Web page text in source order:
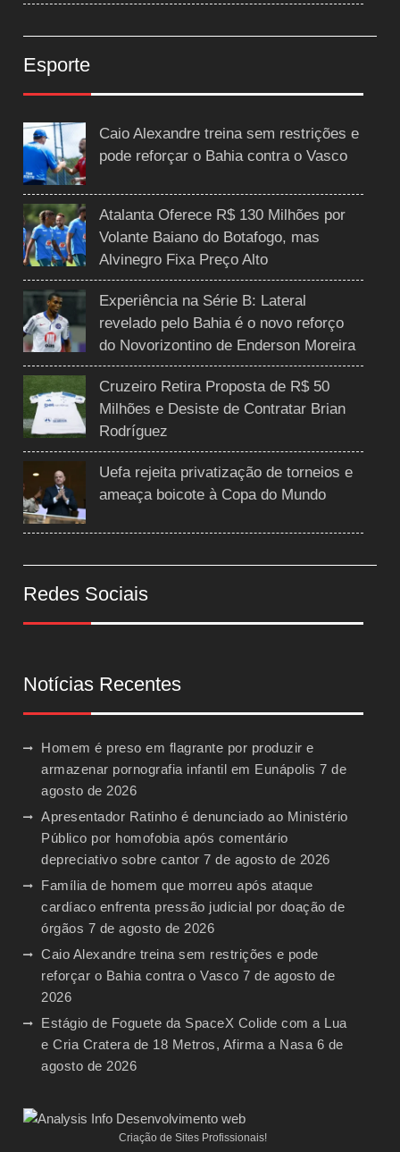
Esporte
Caio Alexandre treina sem restrições e
pode reforçar o Bahia contra o Vasco
Atalanta Oferece R$ 130 Milhões por
Volante Baiano do Botafogo, mas
Alvinegro Fixa Preço Alto
Experiência na Série B: Lateral
revelado pelo Bahia é o novo reforço
do Novorizontino de Enderson Moreira
Cruzeiro Retira Proposta de R$ 50
Milhões e Desiste de Contratar Brian
Rodríguez
Uefa rejeita privatização de torneios e
ameaça boicote à Copa do Mundo
Redes Sociais
Notícias Recentes
Homem é preso em flagrante por produzir e
armazenar pornografia infantil em Eunápolis 7 de
agosto de 2026
Apresentador Ratinho é denunciado ao Ministério
Público por homofobia após comentário
depreciativo sobre cantor 7 de agosto de 2026
Família de homem que morreu após ataque
cardíaco enfrenta pressão judicial por doação de
órgãos 7 de agosto de 2026
Caio Alexandre treina sem restrições e pode
reforçar o Bahia contra o Vasco 7 de agosto de
2026
Estágio de Foguete da SpaceX Colide com a Lua
e Cria Cratera de 18 Metros, Afirma a Nasa 6 de
agosto de 2026
Criação de Sites Profissionais!